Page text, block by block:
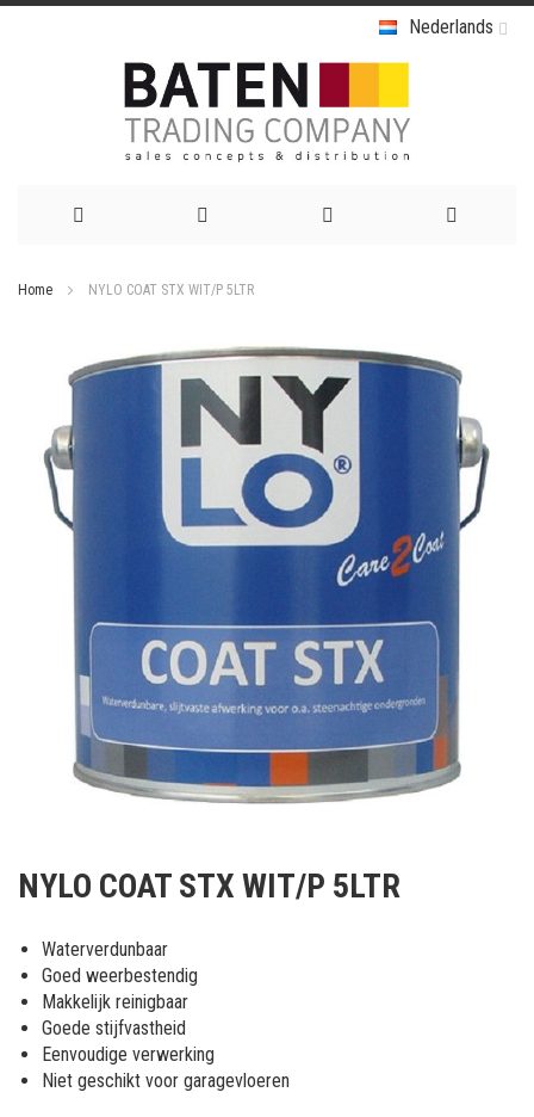
Nederlands
Home NYLO COAT STX WIT/P 5LTR
afbeeldingen-
gallerij
het
van
de
afbeeldingen-
gallerij
NYLO COAT STX WIT/P 5LTR
Waterverdunbaar
Goed weerbestendig
Makkelijk reinigbaar
Goede stijfvastheid
Eenvoudige verwerking
Niet geschikt voor garagevloeren